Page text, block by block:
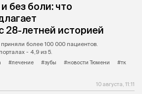
без боли: что
28-летней историей
более 100 000 пациентов.
- 4,9 из 5.
#лечение #зубы #новости Тюмени #тк
10 августа, 11:11